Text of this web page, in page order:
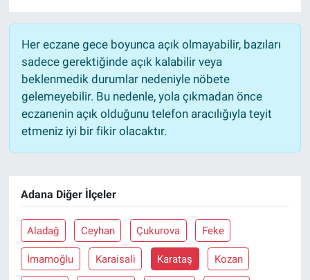
Her eczane gece boyunca açık olmayabilir, bazıları
sadece gerektiğinde açık kalabilir veya
beklenmedik durumlar nedeniyle nöbete
gelemeyebilir. Bu nedenle, yola çıkmadan önce
eczanenin açık olduğunu telefon aracılığıyla teyit
etmeniz iyi bir fikir olacaktır.
Adana Diğer İlçeler
Aladağ Ceyhan Çukurova Feke
İmamoğlu Karaisali Karataş Kozan